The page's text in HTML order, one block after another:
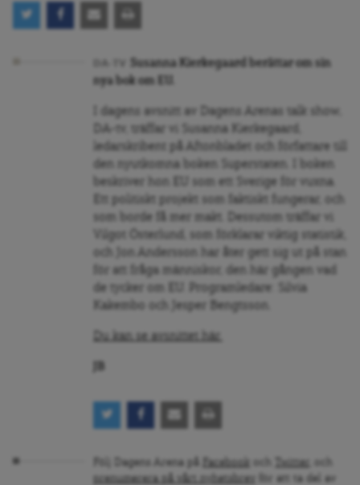
Susanna Kierkegaard berättar om sin
nya bok om EU.
I dagens avsnitt av Dagens Arenas talk show,
DA-tv, träffar vi Susanna Kierkegaard,
ledarskribent på Aftonbladet och författare till
den nyutkomna boken Superstaten. I boken
beskriver hon EU som ett Sverige för vuxna.
Ett politiskt projekt som faktiskt fungerar, och
som borde få mer makt. Dessutom träffar vi
Vilgot Österlund, som förklarar viktig statistik,
och Jon Andersson har åter gett sig ut på stan
för att fråga människor, den här gången vad
de tycker om EU. Programledare: Silvia
Kakembo och Jesper Bengtsson.
Du kan se avsnittet här.
Följ Dagens Arena på Facebook och Twitter , och
prenumerera på vårt nyhetsbrev
för att ta del av